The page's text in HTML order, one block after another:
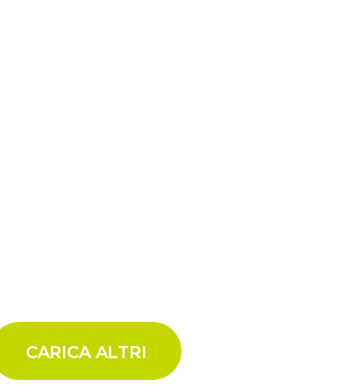
CARICA ALTRI